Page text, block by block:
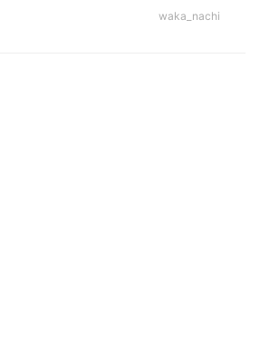
waka_nachi